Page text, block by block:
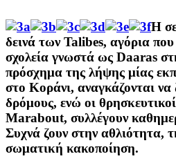
Η
δεινά των Talibes, αγόρια που
σχολεία γνωστά ως Daaras
πρόσχημα της λήψης μίας
στο Κοράνι, αναγκάζονται να
δρόμους, ενώ οι
Marabout, συλλέγουν
Συχνά ζουν στην αθλιότητα,
σωματική κακοποίηση.